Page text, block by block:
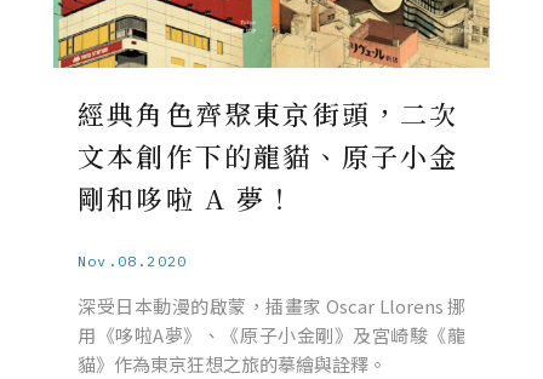
經典角色齊聚東京街頭，二次
文本創作下的龍貓、原子小金
剛和哆啦 A 夢！
Nov.08.2020
深受日本動漫的啟蒙，插畫家 Oscar Llorens 挪
用《哆啦A夢》、《原子小金剛》及宮崎駿《龍
貓》作為東京狂想之旅的摹繪與詮釋。